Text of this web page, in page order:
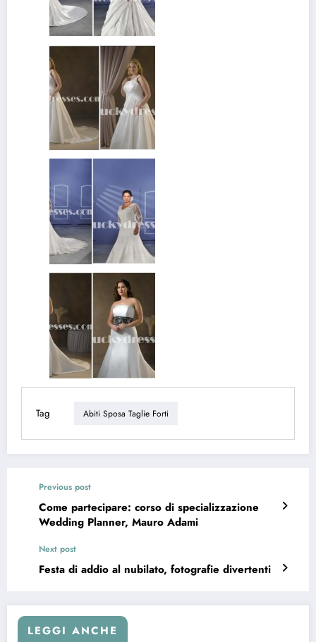
Tag Abiti Sposa Taglie Forti
Previous post
Come partecipare: corso di specializzazione
Wedding Planner, Mauro Adami
Next post
Festa di addio al nubilato, fotografie divertenti
LEGGI ANCHE